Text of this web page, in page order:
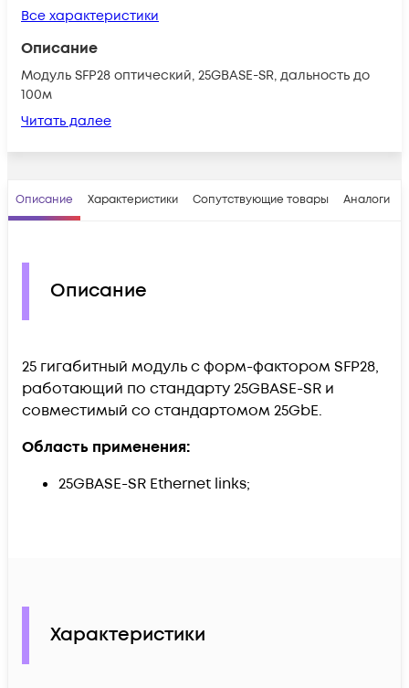
Все характеристики
Описание
Модуль SFP28 оптический, 25GBASE-SR, дальность до
100м
Читать далее
Описание Характеристики Сопутствующие товары Аналоги
Описание
25 гигабитный модуль с форм-фактором SFP28,
работающий по стандарту 25GBASE-SR и
совместимый со стандартомом 25GbE.
Область применения:
25GBASE-SR Ethernet links;
Характеристики